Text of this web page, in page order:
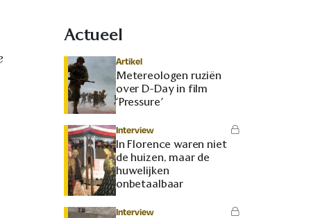
Actueel
Artikel
Metereologen ruziën
over D-Day in film
‘Pressure’
Interview
In Florence waren niet
de huizen, maar de
huwelijken
onbetaalbaar
Interview